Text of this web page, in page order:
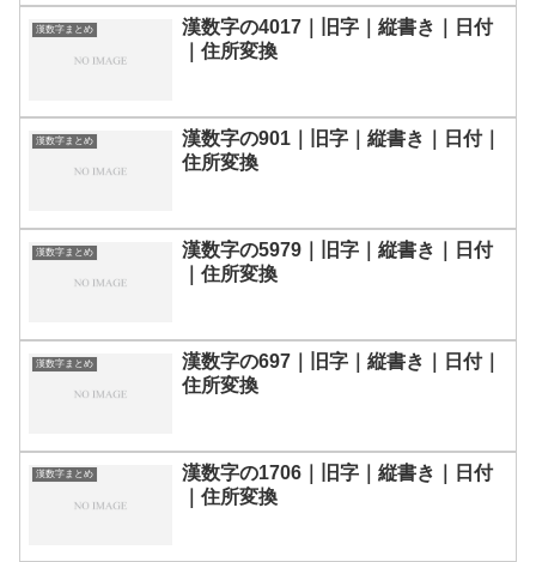
漢数字まとめ
漢数字の4017｜旧字｜縦書き｜日付
｜住所変換
漢数字まとめ
漢数字の901｜旧字｜縦書き｜日付｜
住所変換
漢数字まとめ
漢数字の5979｜旧字｜縦書き｜日付
｜住所変換
漢数字まとめ
漢数字の697｜旧字｜縦書き｜日付｜
住所変換
漢数字まとめ
漢数字の1706｜旧字｜縦書き｜日付
｜住所変換